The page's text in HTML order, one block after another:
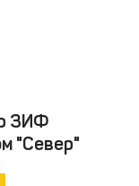
ЗИФ
"Север"